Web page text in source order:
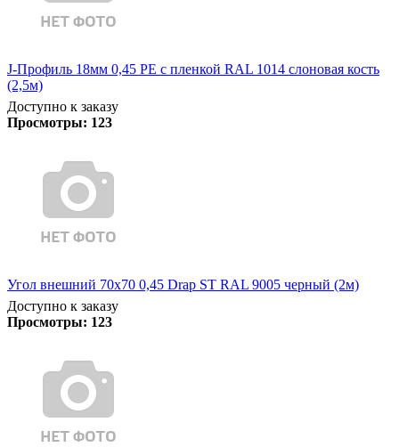
J-Профиль 18мм 0,45 PE с пленкой RAL 1014 слоновая кость
(2,5м)
Доступно к заказу
Просмотры: 123
Угол внешний 70х70 0,45 Drap ST RAL 9005 черный (2м)
Доступно к заказу
Просмотры: 123